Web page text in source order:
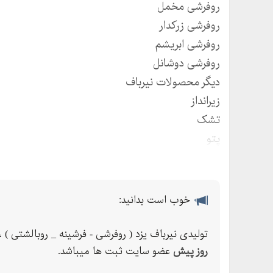
روفرشی مخمل
روفرشی زرکدار
روفرشی ابریشم
روفرشی دوشانل
دیگر محصولات نیرباف
زیرانداز
تشک
پتو
خوب است بدانید:
تولیدی نیرباف یزد ( روفرشی - فرشینه _ روبالشتی )
روز پیش عضو سایت ثبت ها میباشد.